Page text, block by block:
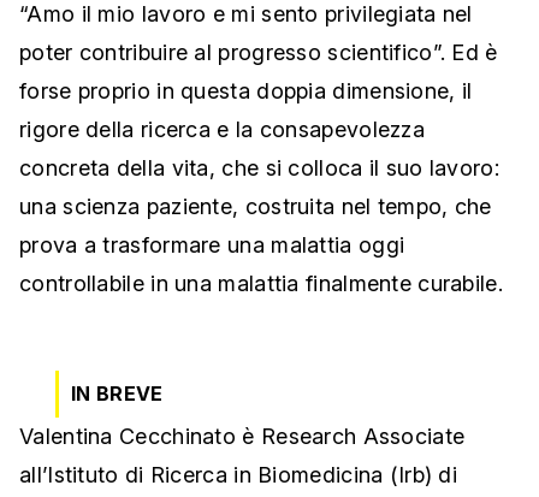
“Amo il mio lavoro e mi sento privilegiata nel
poter contribuire al progresso scientifico”. Ed è
forse proprio in questa doppia dimensione, il
rigore della ricerca e la consapevolezza
concreta della vita, che si colloca il suo lavoro:
una scienza paziente, costruita nel tempo, che
prova a trasformare una malattia oggi
controllabile in una malattia finalmente curabile.
IN BREVE
Valentina Cecchinato è Research Associate
all’Istituto di Ricerca in Biomedicina (Irb) di